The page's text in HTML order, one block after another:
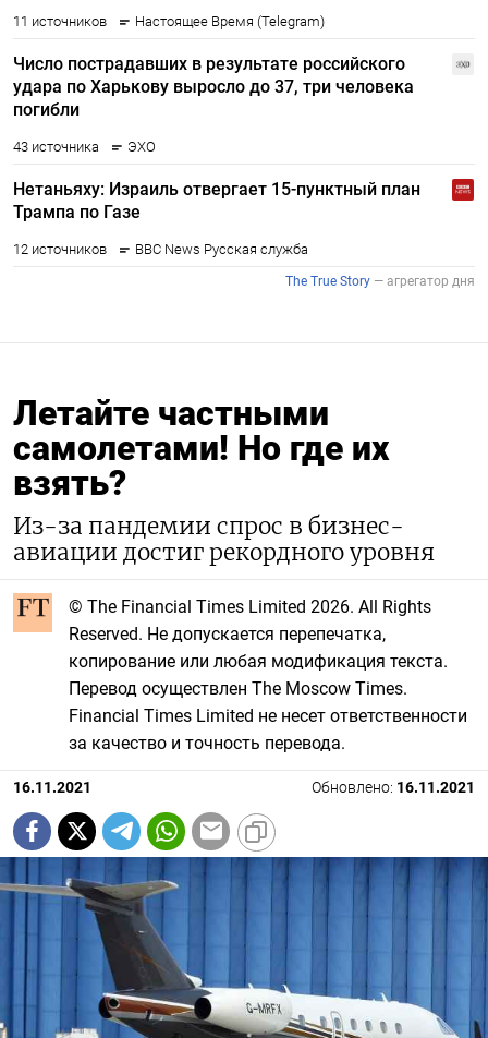
Летайте частными
самолетами! Но где их
взять?
Из-за пандемии спрос в бизнес-
авиации достиг рекордного уровня
© The Financial Times Limited 2026. All Rights
Reserved. Не допускается перепечатка,
копирование или любая модификация текста.
Перевод осуществлен The Moscow Times.
Financial Times Limited не несет ответственности
за качество и точность перевода.
16.11.2021 Обновлено: 16.11.2021